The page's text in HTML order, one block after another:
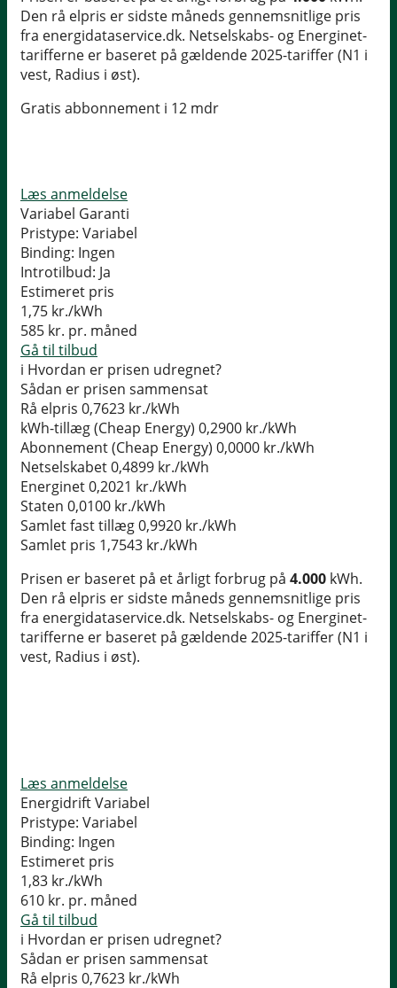
Den rå elpris er sidste måneds gennemsnitlige pris
fra energidataservice.dk. Netselskabs- og Energinet-
tarifferne er baseret på gældende 2025-tariffer (N1 i
vest, Radius i øst).
Gratis abbonnement i 12 mdr
Læs anmeldelse
Variabel Garanti
Pristype: Variabel
Binding: Ingen
Introtilbud: Ja
Estimeret pris
1,75 kr./kWh
585 kr. pr. måned
Gå til tilbud
i Hvordan er prisen udregnet?
Sådan er prisen sammensat
Rå elpris 0,7623 kr./kWh
kWh-tillæg (Cheap Energy) 0,2900 kr./kWh
Abonnement (Cheap Energy) 0,0000 kr./kWh
Netselskabet0,4899 kr./kWh
Energinet0,2021 kr./kWh
Staten 0,0100 kr./kWh
Samlet fast tillæg0,9920 kr./kWh
Samlet pris 1,7543 kr./kWh
Prisen er baseret på et årligt forbrug på 4.000 kWh.
Den rå elpris er sidste måneds gennemsnitlige pris
fra energidataservice.dk. Netselskabs- og Energinet-
tarifferne er baseret på gældende 2025-tariffer (N1 i
vest, Radius i øst).
Læs anmeldelse
Energidrift Variabel
Pristype: Variabel
Binding: Ingen
Estimeret pris
1,83 kr./kWh
610 kr. pr. måned
Gå til tilbud
i Hvordan er prisen udregnet?
Sådan er prisen sammensat
Rå elpris 0,7623 kr./kWh